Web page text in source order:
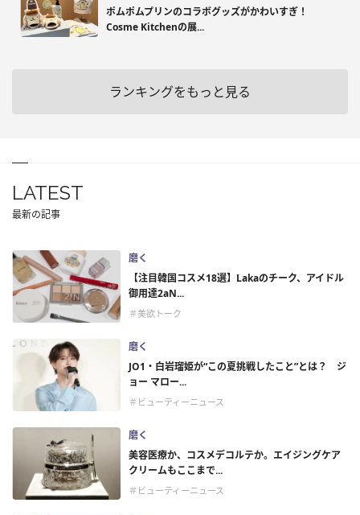
ポムポムプリンのコラボグッズがかわいすぎ！
Cosme Kitchenの展...
ランキングをもっと見る
LATEST
最新の記事
磨く
【注目韓国コスメ18選】Lakaのチーク、アイドル
御用達2aN...
＃美欲トーク
磨く
JO1・白岩瑠姫が“この夏挑戦したこと”とは？ ジ
ョー マロー...
＃ビューティーニュース
磨く
美容医療か、コスメデコルテか。エイジングケア
クリームもここまで...
＃ビューティーニュース